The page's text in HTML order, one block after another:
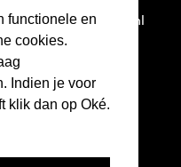
functionele en
cookies.
Indien je voor
klik dan op Oké.
2026 © ditismbo.nl
Inloggen